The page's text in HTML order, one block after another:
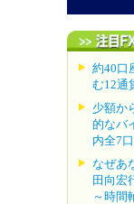
約40口
む12通
少額か
的なバ
内全7
なぜあ
田向宏
～時間